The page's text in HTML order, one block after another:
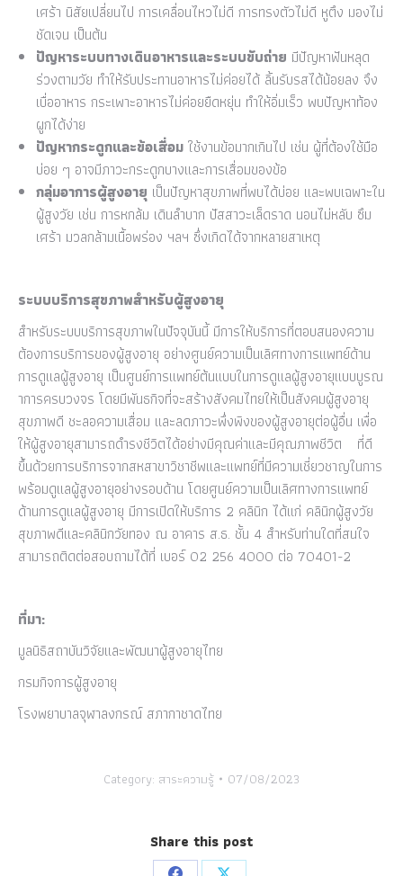
เศร้า นิสัยเปลี่ยนไป การเคลื่อนไหวไม่ดี การทรงตัวไม่ดี หูตึง มองไม่
ชัดเจน เป็นต้น
ปัญหาระบบทางเดินอาหารและระบบขับถ่าย มีปัญหาฟันหลุด
ร่วงตามวัย ทำให้รับประทานอาหารไม่ค่อยได้ ลิ้นรับรสได้น้อยลง จึง
เบื่ออาหาร กระเพาะอาหารไม่ค่อยยืดหยุ่น ทำให้อิ่มเร็ว พบปัญหาท้อง
ผูกได้ง่าย
ปัญหากระดูกและข้อเสื่อม ใช้งานข้อมากเกินไป เช่น ผู้ที่ต้องใช้มือ
บ่อย ๆ อาจมีภาวะกระดูกบางและการเสื่อมของข้อ
กลุ่มอาการผู้สูงอายุ เป็นปัญหาสุขภาพที่พบได้บ่อย และพบเฉพาะใน
ผู้สูงวัย เช่น การหกล้ม เดินลำบาก ปัสสาวะเล็ดราด นอนไม่หลับ ซึม
เศร้า มวลกล้ามเนื้อพร่อง ฯลฯ ซึ่งเกิดได้จากหลายสาเหตุ
ระบบบริการสุขภาพสำหรับผู้สูงอายุ
สำหรับระบบบริการสุขภาพในปัจจุบันนี้ มีการให้บริการที่ตอบสนองความ
ต้องการบริการของผู้สูงอายุ อย่างศูนย์ความเป็นเลิศทางการแพทย์ด้าน
การดูแลผู้สูงอายุ เป็นศูนย์การแพทย์ต้นแบบในการดูแลผู้สูงอายุแบบบูรณ
าการครบวงจร โดยมีพันธกิจที่จะสร้างสังคมไทยให้เป็นสังคมผู้สูงอายุ
สุขภาพดี ชะลอความเสื่อม และลดภาวะพึ่งพิงของผู้สูงอายุต่อผู้อื่น เพื่อ
ให้ผู้สูงอายุสามารถดำรงชีวิตได้อย่างมีคุณค่าและมีคุณภาพชีวิต ที่ดี
ขึ้นด้วยการบริการจากสหสาขาวิชาชีพและแพทย์ที่มีความเชี่ยวชาญในการ
พร้อมดูแลผู้สูงอายุอย่างรอบด้าน โดยศูนย์ความเป็นเลิศทางการแพทย์
ด้านการดูแลผู้สูงอายุ มีการเปิดให้บริการ 2 คลินิก ได้แก่ คลินิกผู้สูงวัย
สุขภาพดีและคลินิกวัยทอง ณ อาคาร ส.ธ. ชั้น 4 สำหรับท่านใดที่สนใจ
สามารถติดต่อสอบถามได้ที่ เบอร์ 02 256 4000 ต่อ 70401-2
ที่มา:
มูลนิธิสถาบันวิจัยและพัฒนาผู้สูงอายุไทย
กรมกิจการผู้สูงอายุ
โรงพยาบาลจุฬาลงกรณ์ สภากาชาดไทย
Category: สาระความรู้ 07/08/2023
Share this post